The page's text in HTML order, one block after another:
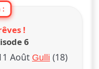
:
!
6
Août Gulli (18)